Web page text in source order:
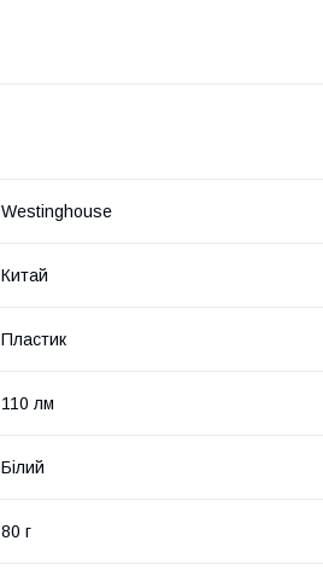
Westinghouse
Китай
Пластик
110 лм
Білий
80 г